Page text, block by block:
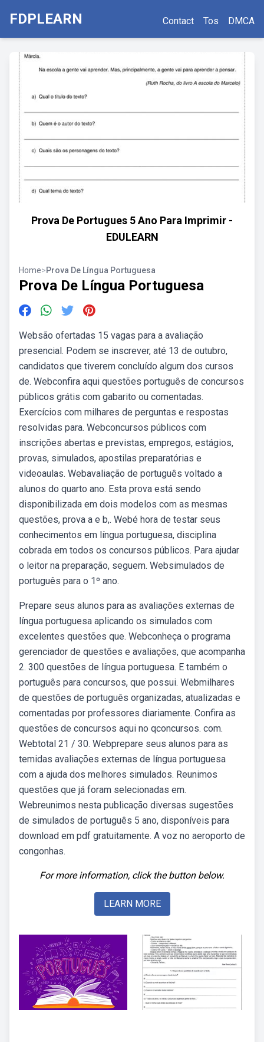
FDPLEARN Contact Tos DMCA
Prova De Portugues 5 Ano Para Imprimir -
EDULEARN
Home>Prova De Língua Portuguesa
Prova De Língua Portuguesa
Websão ofertadas 15 vagas para a avaliação
presencial. Podem se inscrever, até 13 de outubro,
candidatos que tiverem concluído algum dos cursos
de. Webconfira aqui questões português de concursos
públicos grátis com gabarito ou comentadas.
Exercícios com milhares de perguntas e respostas
resolvidas para. Webconcursos públicos com
inscrições abertas e previstas, empregos, estágios,
provas, simulados, apostilas preparatórias e
videoaulas. Webavaliação de português voltado a
alunos do quarto ano. Esta prova está sendo
disponibilizada em dois modelos com as mesmas
questões, prova a e b,. Webé hora de testar seus
conhecimentos em língua portuguesa, disciplina
cobrada em todos os concursos públicos. Para ajudar
o leitor na preparação, seguem. Websimulados de
português para o 1º ano.
Prepare seus alunos para as avaliações externas de
língua portuguesa aplicando os simulados com
excelentes questões que. Webconheça o programa
gerenciador de questões e avaliações, que acompanha
2. 300 questões de língua portuguesa. E também o
português para concursos, que possui. Webmilhares
de questões de português organizadas, atualizadas e
comentadas por professores diariamente. Confira as
questões de concursos aqui no qconcursos. com.
Webtotal 21 / 30. Webprepare seus alunos para as
temidas avaliações externas de língua portuguesa
com a ajuda dos melhores simulados. Reunimos
questões que já foram selecionadas em.
Webreunimos nesta publicação diversas sugestões
de simulados de português 5 ano, disponíveis para
download em pdf gratuitamente. A voz no aeroporto de
congonhas.
For more information, click the button below.
LEARN MORE